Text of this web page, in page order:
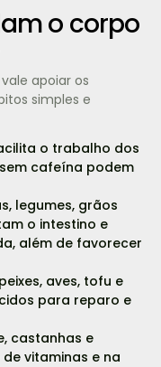
o corpo
apoiar os
simples e
o trabalho dos
cafeína podem
legumes, grãos
o intestino e
além de favorecer
aves, tofu e
para reparo e
castanhas e
vitaminas e na